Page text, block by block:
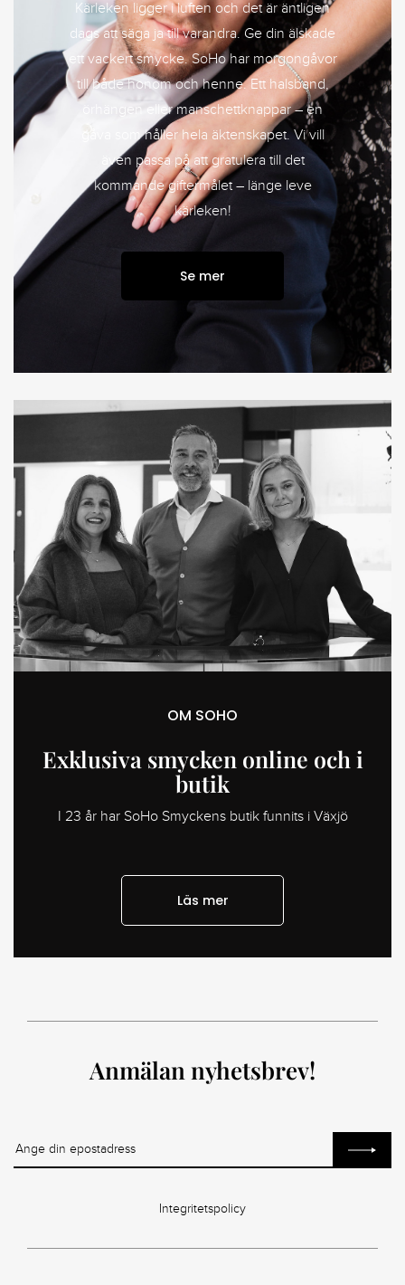
Kärleken ligger i luften och det är äntligen
dags att säga ja till varandra. Ge din älskade
ett vackert smycke. SoHo har morgongåvor
till både honom och henne. Ett halsband,
örhängen eller manschettknappar – en
gåva som håller hela äktenskapet. Vi vill
även passa på att gratulera till det
kommande giftermålet – länge leve
kärleken!
Se mer
OM SOHO
Exklusiva smycken online och i
butik
I 23 år har SoHo Smyckens butik funnits i Växjö
Läs mer
Anmälan nyhetsbrev!
Integritetspolicy